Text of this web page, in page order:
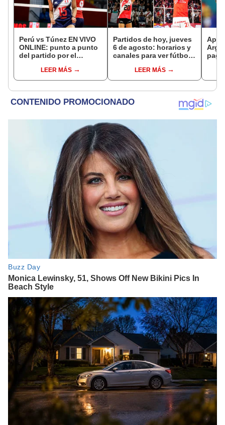
Perú vs Túnez EN VIVO
ONLINE: punto a punto
del partido por el
Vóley 2026LEER MÁS
Partidos de hoy, jueves
6 de agosto: horarios y
canales para ver fútbol
LEER MÁS